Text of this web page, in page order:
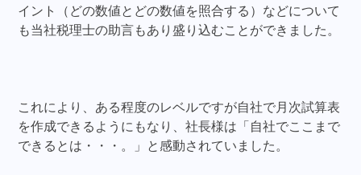
イント（どの数値とどの数値を照合する）などについて
も当社税理士の助言もあり盛り込むことができました。
これにより、ある程度のレベルですが自社で月次試算表
を作成できるようにもなり、社長様は「自社でここまで
できるとは・・・。」と感動されていました。